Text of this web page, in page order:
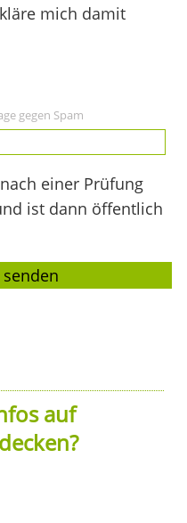
mich damit
gegen Spam
einer Prüfung
ist dann öffentlich
auf